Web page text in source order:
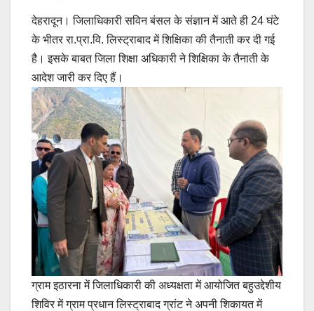
देहरादून। जिलाधिकारी सविन बंसल के संज्ञान में आते ही 24 घंटे
के भीतर रा.प्रा.वि. लिस्ट्राबाद में शिक्षिका की तैनाती कर दी गई
है। इसके बाबत जिला शिक्षा अधिकारी ने शिक्षिका के तैनाती के
आदेश जारी कर दिए हैं।
ग्राम इठारना में जिलाधिकारी की अध्यक्षता में आयोजित बहुउद्देशीय
शिविर में ग्राम प्रधान लिस्ट्राबाद ग्रांट ने अपनी शिकायत में